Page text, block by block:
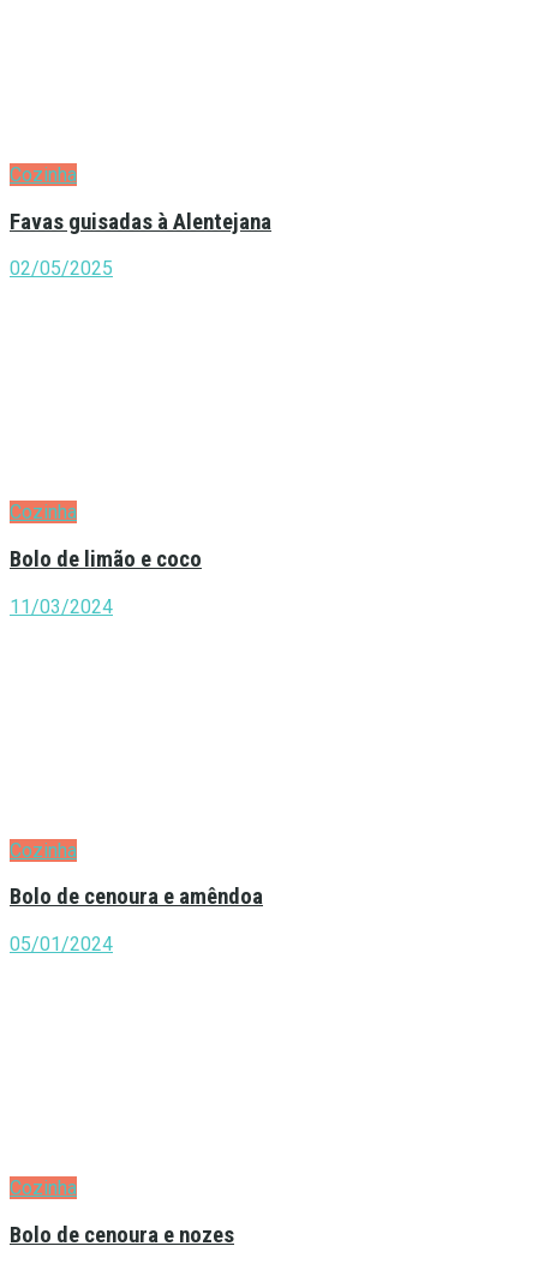
Cozinha
Favas guisadas à Alentejana
02/05/2025
Cozinha
Bolo de limão e coco
11/03/2024
Cozinha
Bolo de cenoura e amêndoa
05/01/2024
Cozinha
Bolo de cenoura e nozes